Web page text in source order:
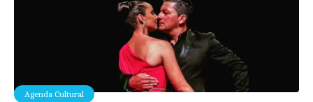
Agenda Cultural